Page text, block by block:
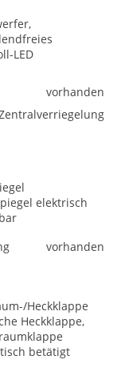
LED
vorhanden
elektrisch
vorhanden
Heckklappe
Heckklappe,
betätigt